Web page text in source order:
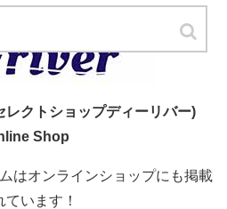
クトショップディーリバー)
Shop
はオンラインショップにも掲載
ています！